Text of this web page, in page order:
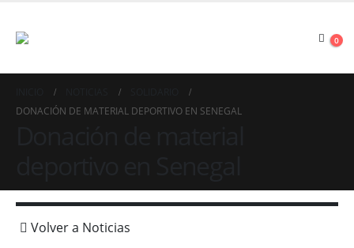
0
DONACIÓN DE MATERIAL DEPORTIVO EN SENEGAL
Volver a Noticias